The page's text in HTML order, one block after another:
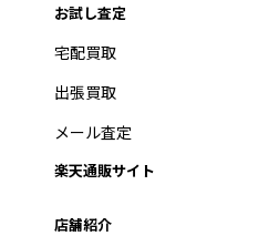
お試し査定
宅配買取
出張買取
メール査定
楽天通販サイト
店舗紹介